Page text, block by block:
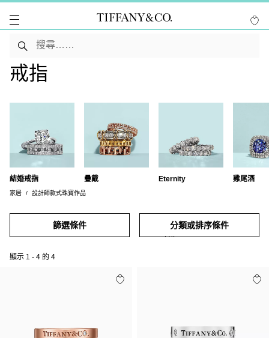
戒指
結婚戒指 疊戴 Eternity 雞尾酒
家居 設計師款式珠寶作品
篩選條件 分類或排序條件
顯示 1 - 4 的 4